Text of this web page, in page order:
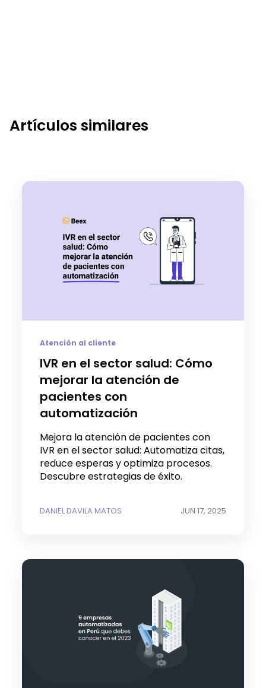
Artículos similares
Atención al cliente
IVR en el sector salud: Cómo
mejorar la atención de
pacientes con
automatización
Mejora la atención de pacientes con
IVR en el sector salud: Automatiza citas,
reduce esperas y optimiza procesos.
Descubre estrategias de éxito.
DANIEL DAVILA MATOS JUN 17, 2025